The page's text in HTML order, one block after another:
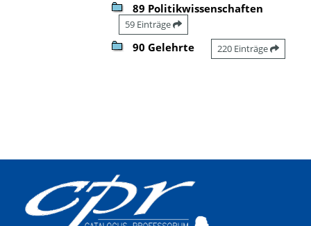
89 Politikwissenschaften
59 Einträge
90 Gelehrte 220 Einträge